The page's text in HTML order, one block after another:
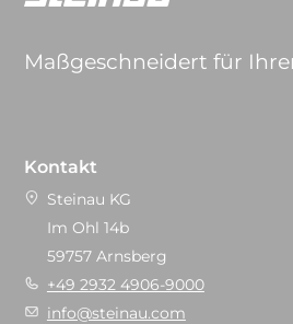
Maßgeschneidert für
Kontakt
Steinau KG
Im Ohl 14b
59757 Arnsberg
+49 2932 4906-9000
info@steinau.com